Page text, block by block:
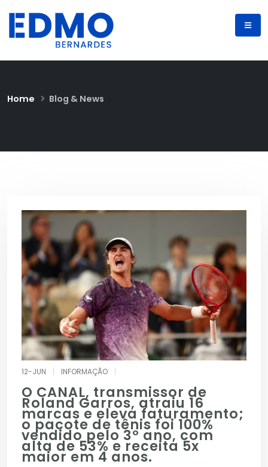
Home Blog & News
12-JUN INFORMAÇÃO
O CANAL, transmissor de
Roland Garros, atraiu 16
marcas e eleva faturamento;
o pacote de tênis foi 100%
vendido pelo 3º ano, com
alta de 53% e receita 5x
maior em 4 anos.